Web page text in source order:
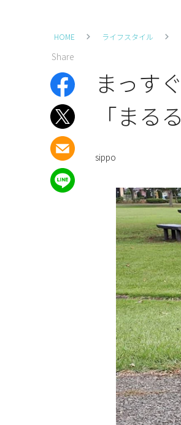
HOME ライフスタイル
Share
まっす
「まる
sippo